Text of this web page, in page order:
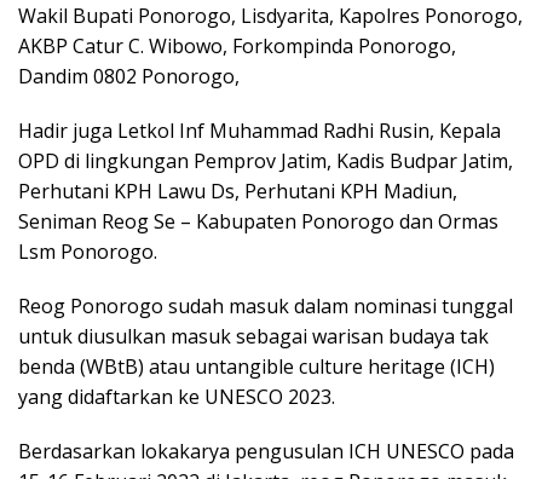
Wakil Bupati Ponorogo, Lisdyarita, Kapolres Ponorogo,
AKBP Catur C. Wibowo, Forkompinda Ponorogo,
Dandim 0802 Ponorogo,
Hadir juga Letkol Inf Muhammad Radhi Rusin, Kepala
OPD di lingkungan Pemprov Jatim, Kadis Budpar Jatim,
Perhutani KPH Lawu Ds, Perhutani KPH Madiun,
Seniman Reog Se – Kabupaten Ponorogo dan Ormas
Lsm Ponorogo.
Reog Ponorogo sudah masuk dalam nominasi tunggal
untuk diusulkan masuk sebagai warisan budaya tak
benda (WBtB) atau untangible culture heritage (ICH)
yang didaftarkan ke UNESCO 2023.
Berdasarkan lokakarya pengusulan ICH UNESCO pada